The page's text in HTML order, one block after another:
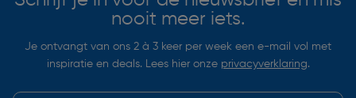
nooit meer iets.
Je ontvangt van ons 2 à 3 keer per week een e-mail vol met
inspiratie en deals. Lees hier onze privacyverklaring.